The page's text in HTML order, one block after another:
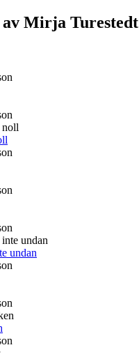
Mirja Turestedt
undan